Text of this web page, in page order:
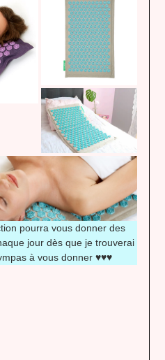
pourra vous donner des
jour dès que je trouverai
à vous donner ♥♥♥